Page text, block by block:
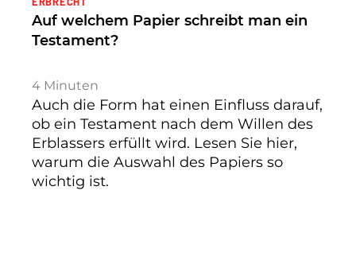
Auf welchem Papier schreibt man ein
Testament?
4 Minuten
Auch die Form hat einen Einfluss darauf,
ob ein Testament nach dem Willen des
Erblassers erfüllt wird. Lesen Sie hier,
warum die Auswahl des Papiers so
wichtig ist.